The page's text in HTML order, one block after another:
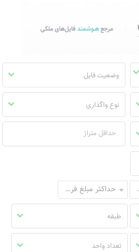
وضعیت فایل
نوع واگذاری
حداکثر مبلغ فروش
طبقه
تعداد واحد